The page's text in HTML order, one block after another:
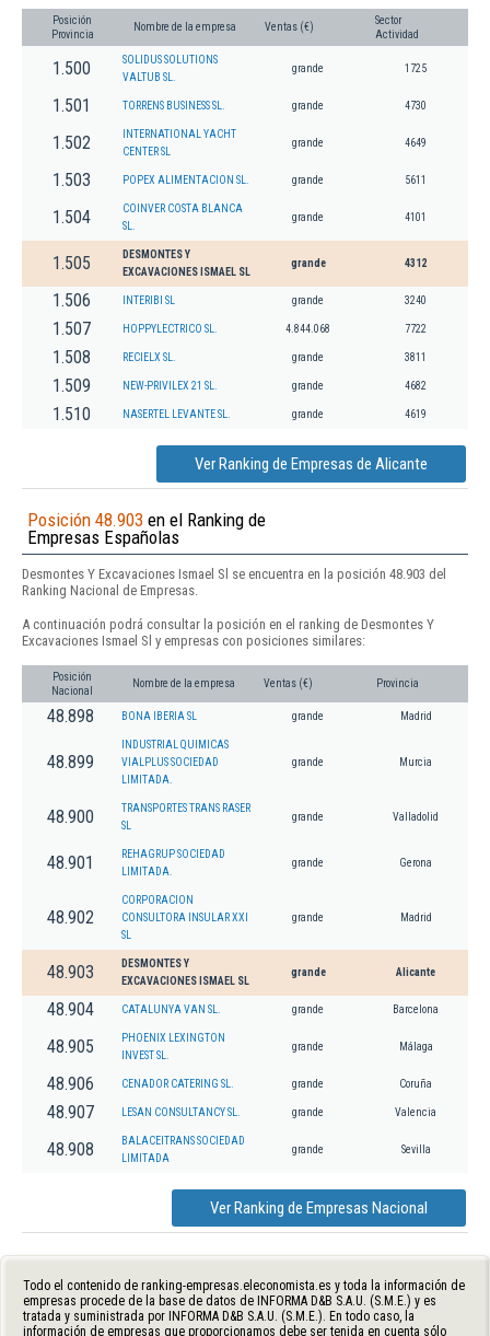
Posición
Provincia
Nombre de la empresa Ventas (€)
Sector
Actividad
1.500
SOLIDUS SOLUTIONS
VALTUB SL.
grande 1725
1.501 TORRENS BUSINESS SL. grande 4730
1.502
INTERNATIONAL YACHT
CENTER SL
grande 4649
1.503 POPEX ALIMENTACION SL. grande 5611
1.504
COINVER COSTA BLANCA
SL.
grande 4101
1.505
DESMONTES Y
EXCAVACIONES ISMAEL SL
grande 4312
1.506 INTERIBI SL grande 3240
1.507 HOPPYLECTRICO SL. 4.844.068 7722
1.508 RECIELX SL. grande 3811
1.509 NEW-PRIVILEX 21 SL. grande 4682
1.510 NASERTEL LEVANTE SL. grande 4619
Ver Ranking de Empresas de Alicante
Posición 48.903 en el Ranking de
Empresas Españolas
Desmontes Y Excavaciones Ismael Sl se encuentra en la posición 48.903 del
Ranking Nacional de Empresas.
A continuación podrá consultar la posición en el ranking de Desmontes Y
Excavaciones Ismael Sl y empresas con posiciones similares:
Posición
Nacional
Nombre de la empresa Ventas (€) Provincia
48.898 BONA IBERIA SL grande Madrid
48.899
INDUSTRIAL QUIMICAS
VIALPLUS SOCIEDAD
LIMITADA.
grande Murcia
48.900
TRANSPORTES TRANS RASER
SL
grande Valladolid
48.901
REHAGRUP SOCIEDAD
LIMITADA.
grande Gerona
48.902
CORPORACION
CONSULTORA INSULAR XXI
SL
grande Madrid
48.903
DESMONTES Y
EXCAVACIONES ISMAEL SL
grande Alicante
48.904 CATALUNYA VAN SL. grande Barcelona
48.905
PHOENIX LEXINGTON
INVEST SL.
grande Málaga
48.906 CENADOR CATERING SL. grande Coruña
48.907 LESAN CONSULTANCY SL. grande Valencia
48.908
BALACEITRANS SOCIEDAD
LIMITADA
grande Sevilla
Ver Ranking de Empresas Nacional
Todo el contenido de ranking-empresas.eleconomista.es y toda la información de
empresas procede de la base de datos de INFORMA D&B S.A.U. (S.M.E.) y es
tratada y suministrada por INFORMA D&B S.A.U. (S.M.E.). En todo caso, la
información de empresas que proporcionamos debe ser tenida en cuenta sólo